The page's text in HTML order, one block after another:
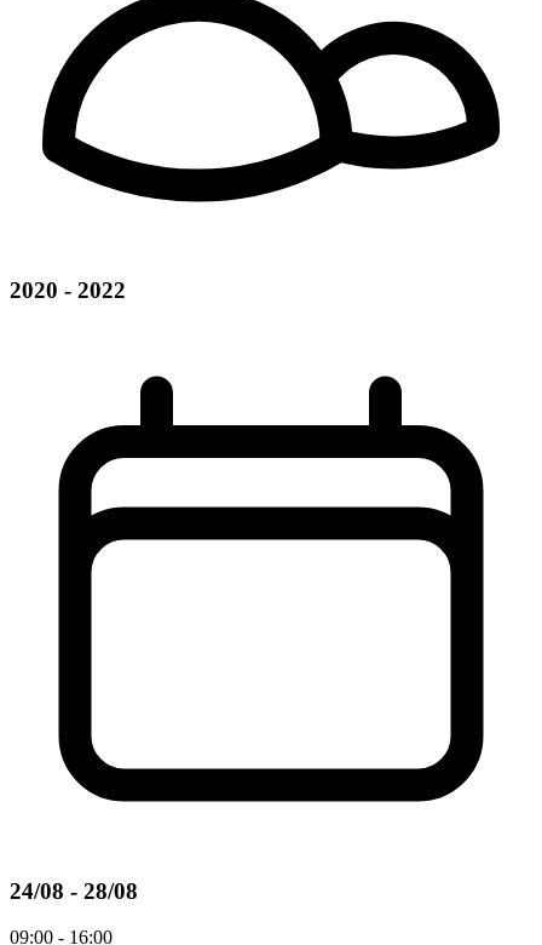
2020 - 2022
24/08 - 28/08
09:00 - 16:00